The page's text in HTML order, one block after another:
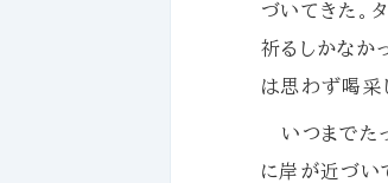
づいてきた。
祈るしかなか
は思わず喝采
いつまでた
に岸が近づい